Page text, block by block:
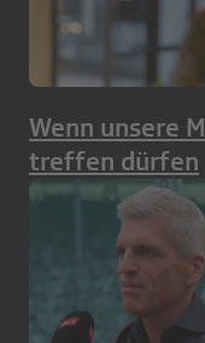
Wenn unsere
treffen dürfen